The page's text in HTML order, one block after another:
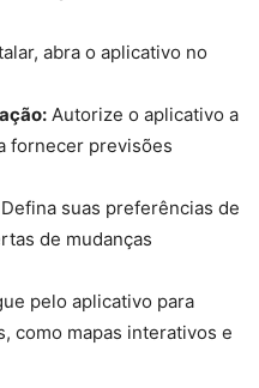
abra o aplicativo no
Autorize o aplicativo a
fornecer previsões
Defina suas preferências de
de mudanças
pelo aplicativo para
como mapas interativos e